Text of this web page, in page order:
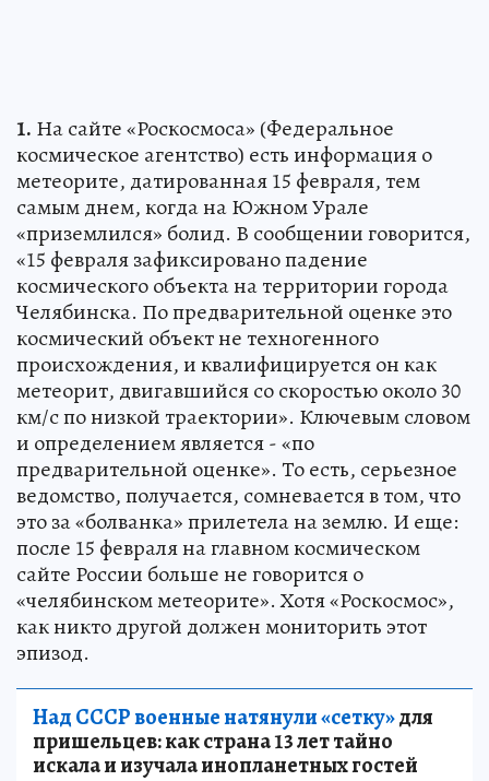
1. На сайте «Роскосмоса» (Федеральное
космическое агентство) есть информация о
метеорите, датированная 15 февраля, тем
самым днем, когда на Южном Урале
«приземлился» болид. В сообщении говорится,
«15 февраля зафиксировано падение
космического объекта на территории города
Челябинска. По предварительной оценке это
космический объект не техногенного
происхождения, и квалифицируется он как
метеорит, двигавшийся со скоростью около 30
км/с по низкой траектории». Ключевым словом
и определением является - «по
предварительной оценке». То есть, серьезное
ведомство, получается, сомневается в том, что
это за «болванка» прилетела на землю. И еще:
после 15 февраля на главном космическом
сайте России больше не говорится о
«челябинском метеорите». Хотя «Роскосмос»,
как никто другой должен мониторить этот
эпизод.
Над СССР военные натянули «сетку»для
пришельцев: как страна 13 лет тайно
искала и изучала инопланетных гостей